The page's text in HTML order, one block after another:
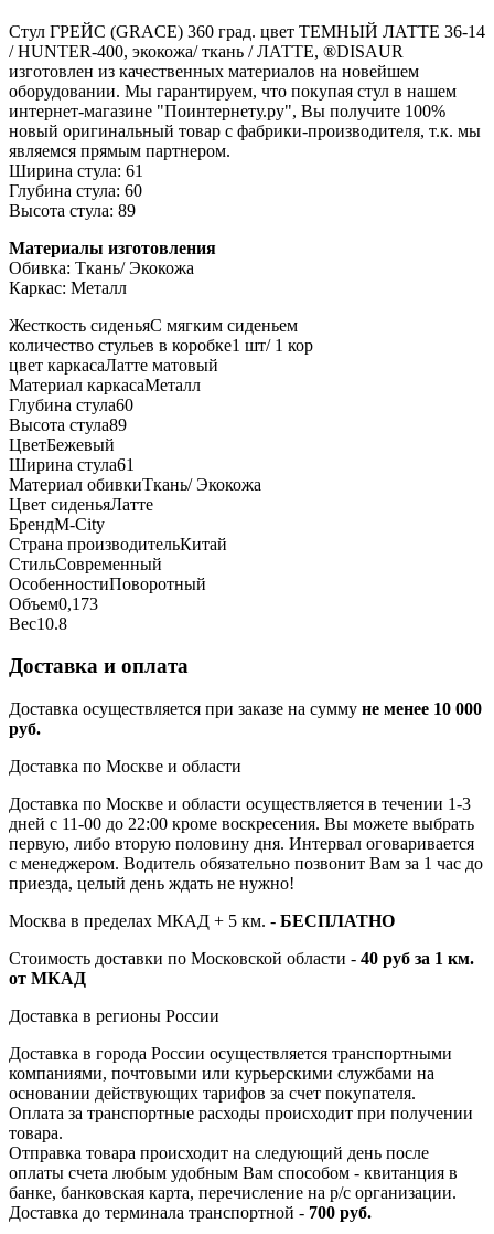
Стул ГРЕЙС (GRACE) 360 град. цвет ТЕМНЫЙ ЛАТТЕ 36-14
/ HUNTER-400, экокожа/ ткань / ЛАТТЕ, ®DISAUR
изготовлен из качественных материалов на новейшем
оборудовании. Мы гарантируем, что покупая стул в нашем
интернет-магазине "Поинтернету.ру", Вы получите 100%
новый оригинальный товар с фабрики-производителя, т.к. мы
являемся прямым партнером.
Ширина стула: 61
Глубина стула: 60
Высота стула: 89
Материалы изготовления
Обивка: Ткань/ Экокожа
Каркас: Металл
Жесткость сиденьяС мягким сиденьем
количество стульев в коробке1 шт/ 1 кор
цвет каркасаЛатте матовый
Материал каркасаМеталл
Глубина стула60
Высота стула89
ЦветБежевый
Ширина стула61
Материал обивкиТкань/ Экокожа
Цвет сиденьяЛатте
БрендМ-City
Страна производительКитай
СтильСовременный
ОсобенностиПоворотный
Объем0,173
Вес10.8
Доставка и оплата
Доставка осуществляется при заказе на сумму не менее 10 000
руб.
Доставка по Москве и области
Доставка по Москве и области осуществляется в течении 1-3
дней с 11-00 до 22:00 кроме воскресения. Вы можете выбрать
первую, либо вторую половину дня. Интервал оговаривается
с менеджером. Водитель обязательно позвонит Вам за 1 час до
приезда, целый день ждать не нужно!
Москва в пределах МКАД + 5 км. - БЕСПЛАТНО
Стоимость доставки по Московской области - 40 руб за 1 км.
от МКАД
Доставка в регионы России
Доставка в города России осуществляется транспортными
компаниями, почтовыми или курьерскими службами на
основании действующих тарифов за счет покупателя.
Оплата за транспортные расходы происходит при получении
товара.
Отправка товара происходит на следующий день после
оплаты счета любым удобным Вам способом - квитанция в
банке, банковская карта, перечисление на р/с организации.
Доставка до терминала транспортной - 700 руб.